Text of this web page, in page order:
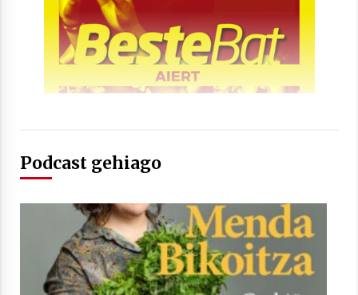
2021/07/01
2021/06/30
Podcast gehiago